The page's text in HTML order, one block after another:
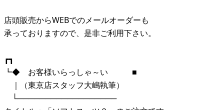
店頭販売からWEBでのメールオーダーも
承っておりますので、是非ご利用下さい。
┏┓
┗◆ お客様いらっしゃ～い ■
｜（東京店スタッフ大嶋執筆）
└──────────────────